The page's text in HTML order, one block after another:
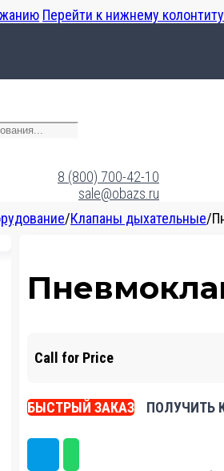
Перейти к нижнему
8 (800) 700-42-10
sale@obazs.ru
/Клапаны дыхательные/
Call for Price
БЫСТРЫЙ ЗАКАЗ ПОЛУЧИТЬ